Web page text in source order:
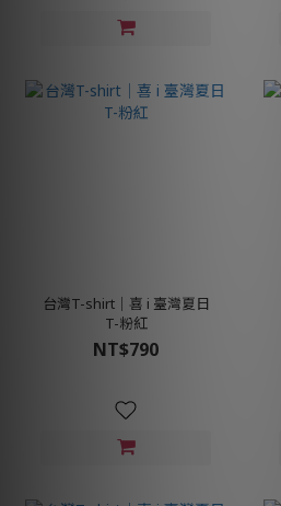
台灣T-shirt│喜 i 臺灣夏日
T-粉紅
NT$790